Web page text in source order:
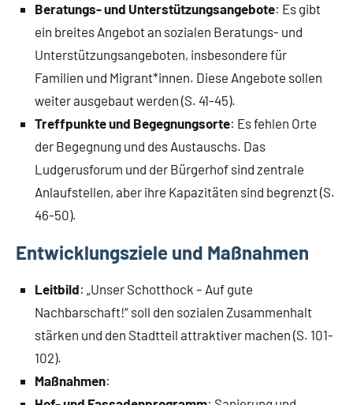
Beratungs- und Unterstützungsangebote: Es gibt
ein breites Angebot an sozialen Beratungs- und
Unterstützungsangeboten, insbesondere für
Familien und Migrant*innen. Diese Angebote sollen
weiter ausgebaut werden (S. 41-45).
Treffpunkte und Begegnungsorte: Es fehlen Orte
der Begegnung und des Austauschs. Das
Ludgerusforum und der Bürgerhof sind zentrale
Anlaufstellen, aber ihre Kapazitäten sind begrenzt (S.
46-50).
Entwicklungsziele und Maßnahmen
Leitbild: „Unser Schotthock – Auf gute
Nachbarschaft!“ soll den sozialen Zusammenhalt
stärken und den Stadtteil attraktiver machen (S. 101-
102).
Maßnahmen: